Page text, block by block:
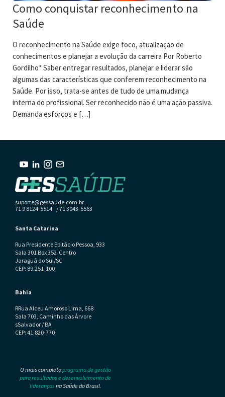
Como conquistar reconhecimento na
Saúde
O reconhecimento na Saúde exige foco, atualização de
conhecimentos e planejar a evolução da carreira Por Roberto
Gordilho* Saber entregar resultados, planejar e liderar são
algumas das características que conferem reconhecimento na
Saúde. Por isso, trata-se antes de tudo de uma mudança
interna do profissional. Ser reconhecido não é uma ação passiva.
Demanda esforços e […]
suporte@gessaude.com.br
71 9 8124-5514 / 71 3043-5563
Santa Catarina
Rua Presidente Epitácio Pessoa, 933
Sala 301 Box 352 Centro
Jaraguá do Sul/SC
CEP: 89.251-100
Bahia
RRua Alceu Amoroso Lima, 668
Sala 703, Caminho das Árvore
sSalvador / BA
CEP: 41.820-770
O mais completoprograma de gestão
para resultados e desenvolvimento de
liderançasna Saúde do Brasil.